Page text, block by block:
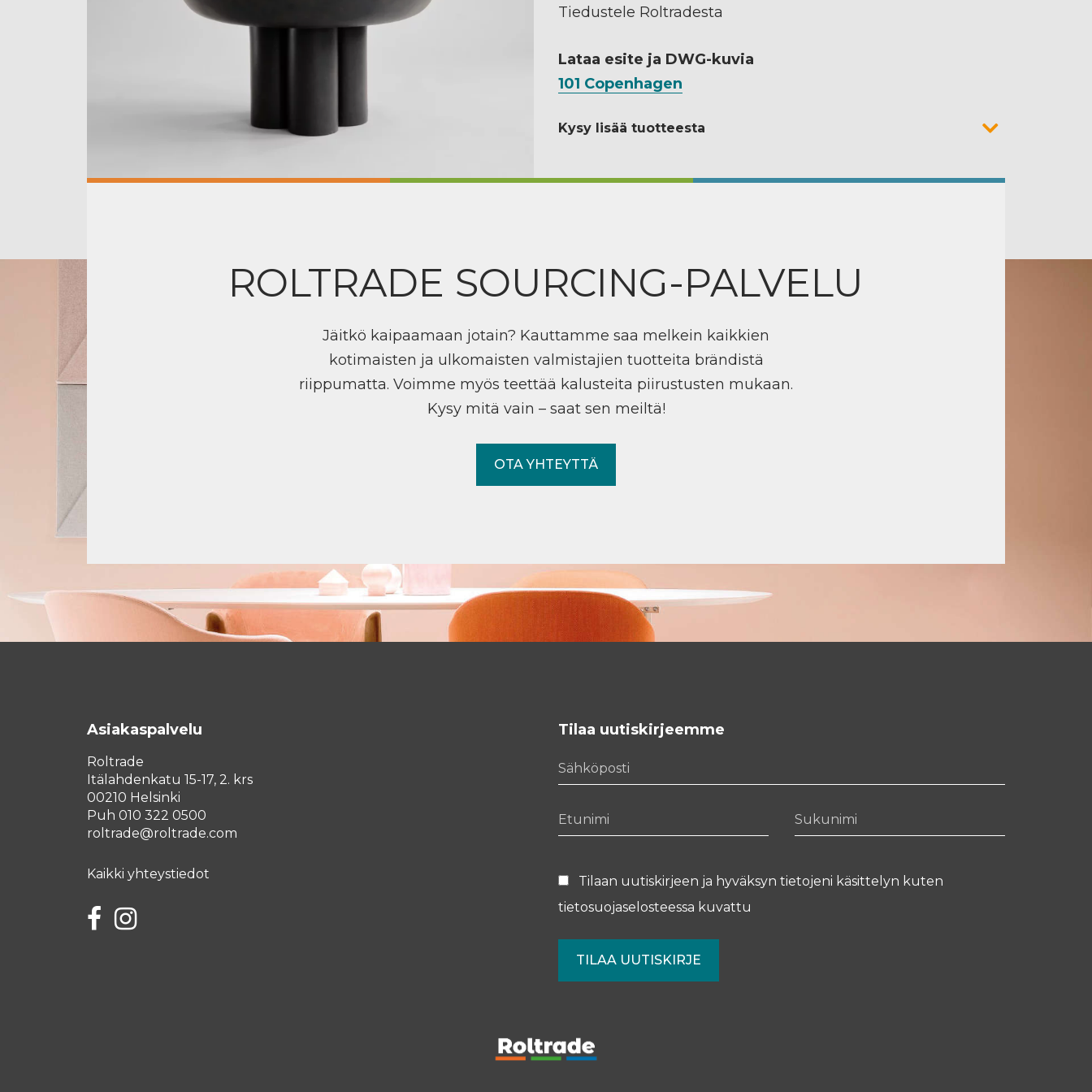
Tiedustele Roltradesta
Lataa esite ja DWG-kuvia
101 Copenhagen
Kysy lisää tuotteesta
ROLTRADE SOURCING-PALVELU
Jäitkö kaipaamaan jotain? Kauttamme saa melkein kaikkien
kotimaisten ja ulkomaisten valmistajien tuotteita brändistä
riippumatta. Voimme myös teettää kalusteita piirustusten mukaan.
Kysy mitä vain – saat sen meiltä!
OTA YHTEYTTÄ
Asiakaspalvelu
Roltrade
Itälahdenkatu 15-17, 2. krs
00210 Helsinki
Puh 010 322 0500
roltrade@roltrade.com
Kaikki yhteystiedot
FacebookInstagram
Tilaa uutiskirjeemme
Tilaan uutiskirjeen ja hyväksyn tietojeni käsittelyn kuten
tietosuojaselosteessa kuvattu